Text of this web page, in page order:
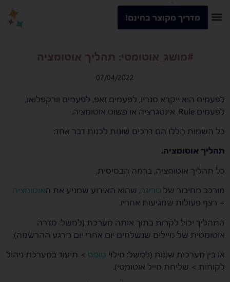
מדריך מקוצר בחינם!
#מושג_אוטומטי: תהליך אוטומציה
07/04/2022
לפעמים הוא ייקרא סנריו, לפעמים זאפ, לפעמים וורקפלואו,
לפעמים Rule, אינטגרציה או פשוט אוטומציה.
כל השמות הללו הם דרכים שונות לכנות דבר אחד:
תהליך אוטומציה.
כל תהליך אוטומציה, ברמה הבסיסית,
מורכב מחיבור של טריגר, שהוא האירוע שמניע את האוטומציה
+ רצף פעולות שמגיעות אחריו.
התהליך יכול לקרות בתוך אותה מערכת (למשל: סדרה
אוטומטית של מיילים שנשלחים יום אחרי יום מרגע ההרשמה),
או בין מערכות שונות (למשל: מילוי טופס > תיעוד במערכת ניהול
לקוחות > שליחת מייל אוטומטי).